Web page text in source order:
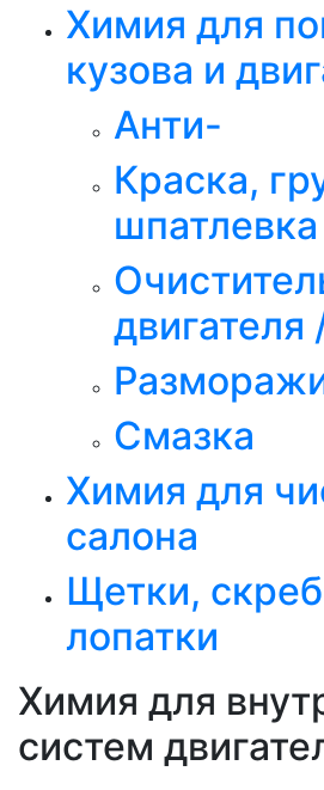
Химия для
кузова и
Анти-
Краска,
шпатлевка
двигателя
Смазка
Химия для
салона
Щетки,
лопатки
Химия для
систем